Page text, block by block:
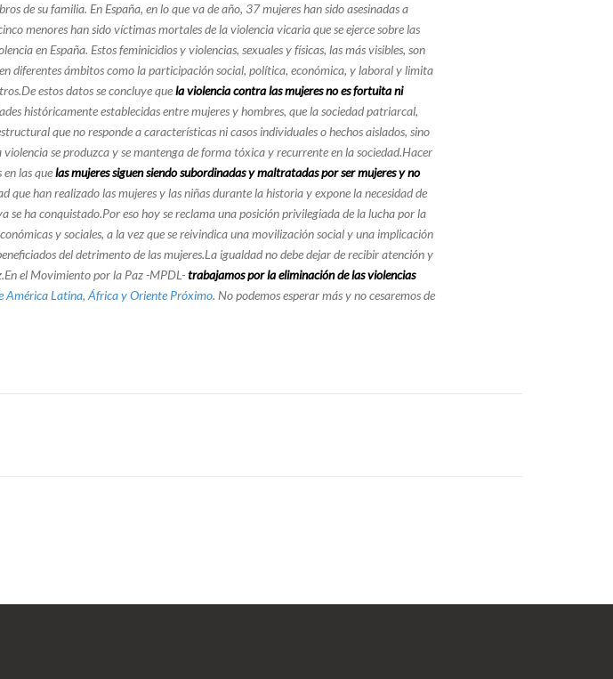
de su familia. En España, en lo que va de año, 37 mujeres han sido asesinadas a
menores han sido víctimas mortales de la violencia vicaria que se ejerce sobre las
en España. Estos feminicidios y violencias, sexuales y físicas, las más visibles, son
diferentes ámbitos como la participación social, política, económica, y laboral y limita
estos datos se concluye quela violencia contra las mujeres no es fortuita ni
históricamente establecidas entre mujeres y hombres, que la sociedad patriarcal,
que no responde a características ni casos individuales o hechos aislados, sino
se produzca y se mantenga de forma tóxica y recurrente en la sociedad.Hacer
las quelas mujeres siguen siendo subordinadas y maltratadas por ser mujeres y no
han realizado las mujeres y las niñas durante la historia y expone la necesidad de
ha conquistado.Por eso hoy se reclama una posición privilegiada de la lucha por la
y sociales, a la vez que se reivindica una movilización social y una implicación
del detrimento de las mujeres.La igualdad no debe dejar de recibir atención y
el Movimiento por la Paz -MPDL-trabajamos por la eliminación de las violencias
América Latina, África y Oriente Próximo. No podemos esperar más y no cesaremos de